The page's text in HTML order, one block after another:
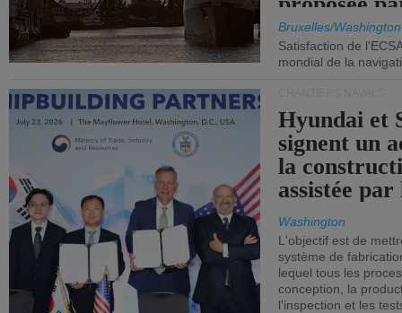
Bruxelles/Washington
Satisfaction de
mondial de la
Hyundai et
signent un
la
assistée
Washington
L'objectif est de
système de
lequel tous les
conception, la
l'inspection et les